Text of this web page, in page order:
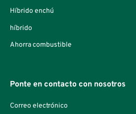
Híbrido enchú
híbrido
Ahorra combustible
Ponte en contacto con nosotros
Correo electrónico